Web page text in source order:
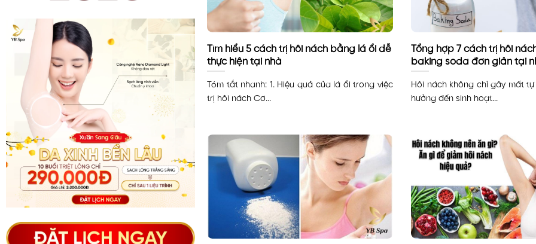
Tìm hiểu 5 cách trị hôi nách bằng lá ổi dễ
thực hiện tại nhà
Tóm tắt nhanh: 1. Hiệu quả của lá ổi trong việc
trị hôi nách Cơ...
Tổng hợp 7 cách trị hôi
baking soda đơn giản tại
Hôi nách không chỉ gây mất
hưởng đến sinh hoạt...